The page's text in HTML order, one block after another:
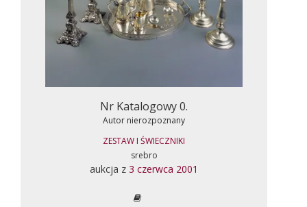
Nr Katalogowy 0.
Autor nierozpoznany
ZESTAW I ŚWIECZNIKI
srebro
aukcja z 3 czerwca 2001